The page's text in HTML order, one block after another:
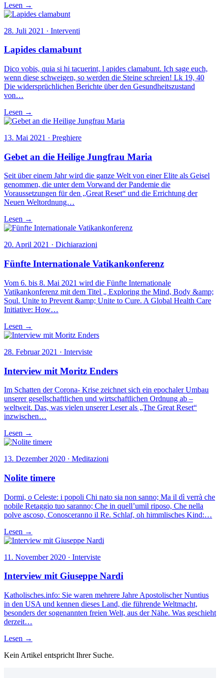
Lesen →
28. Juli 2021 · Interventi
Lapides clamabunt
Dico vobis, quia si hi tacuerint, l apides clamabunt. Ich sage euch,
wenn diese schweigen, so werden die Steine schreien! Lk 19, 40
Die widersprüchlichen Berichte über den Gesundheitszustand
von…
Lesen →
13. Mai 2021 · Preghiere
Gebet an die Heilige Jungfrau Maria
Seit über einem Jahr wird die ganze Welt von einer Elite als Geisel
genommen, die unter dem Vorwand der Pandemie die
Voraussetzungen für den „Great Reset“ und die Errichtung der
Neuen Weltordnung…
Lesen →
20. April 2021 · Dichiarazioni
Fünfte Internationale Vatikankonferenz
Vom 6. bis 8. Mai 2021 wird die Fünfte Internationale
Vatikankonferenz mit dem Titel „ Exploring the Mind, Body &amp;
Soul. Unite to Prevent &amp; Unite to Cure. A Global Health Care
Initiative: How…
Lesen →
28. Februar 2021 · Interviste
Interview mit Moritz Enders
Im Schatten der Corona- Krise zeichnet sich ein epochaler Umbau
unserer gesellschaftlichen und wirtschaftlichen Ordnung ab –
weltweit. Das, was vielen unserer Leser als „The Great Reset“
inzwischen…
Lesen →
13. Dezember 2020 · Meditazioni
Nolite timere
Dormi, o Celeste: i popoli Chi nato sia non sanno; Ma il dì verrà che
nobile Retaggio tuo saranno; Che in quell’umil riposo, Che nella
polve ascoso, Conosceranno il Re. Schlaf, oh himmlisches Kind:…
Lesen →
11. November 2020 · Interviste
Interview mit Giuseppe Nardi
Katholisches.info: Sie waren mehrere Jahre Apostolischer Nuntius
in den USA und kennen dieses Land, die führende Weltmacht,
besonders der sogenannten freien Welt, aus der Nähe. Was geschieht
derzeit…
Lesen →
Kein Artikel entspricht Ihrer Suche.